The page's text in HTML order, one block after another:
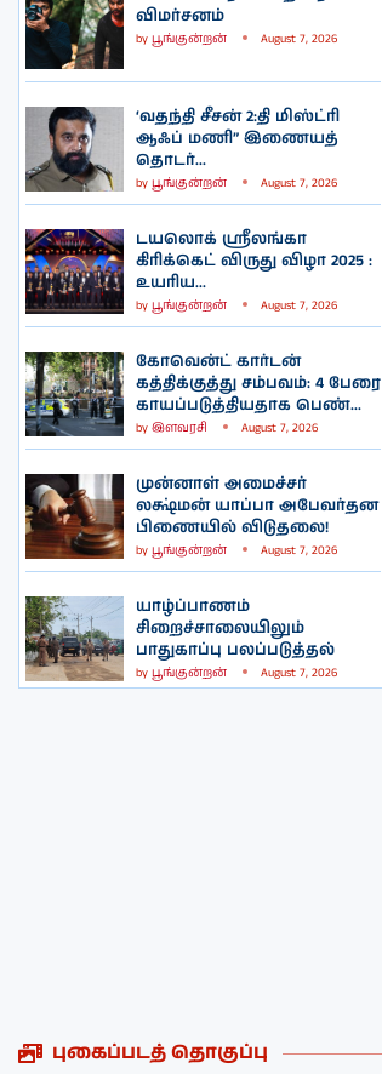
விமர்சனம்
by பூங்குன்றன் August 7, 2026
‘வதந்தி சீசன் 2:தி மிஸ்ட்ரி
ஆஃப் மணி” இணையத்
தொடர்...
by பூங்குன்றன் August 7, 2026
டயலொக் ஸ்ரீலங்கா
கிரிக்கெட் விருது விழா 2025 :
உயரிய...
by பூங்குன்றன் August 7, 2026
கோவென்ட் கார்டன்
கத்திக்குத்து சம்பவம்: 4 பேரை
காயப்படுத்தியதாக பெண்...
by இளவரசி August 7, 2026
முன்னாள் அமைச்சர்
லக்ஷ்மன் யாப்பா அபேவர்தன
பிணையில் விடுதலை!
by பூங்குன்றன் August 7, 2026
யாழ்ப்பாணம்
சிறைச்சாலையிலும்
பாதுகாப்பு பலப்படுத்தல்
by பூங்குன்றன் August 7, 2026
புகைப்படத் தொகுப்பு